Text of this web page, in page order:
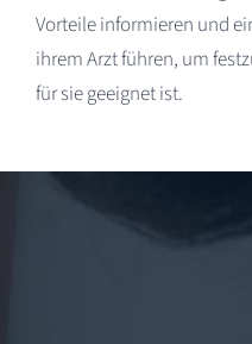
Vorteile informieren und
ihrem Arzt führen, um
für sie geeignet ist.